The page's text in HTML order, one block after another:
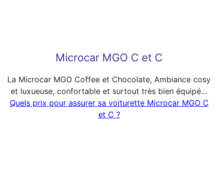
Microcar MGO C et C
La Microcar MGO Coffee et Chocolate, Ambiance cosy
et luxueuse, confortable et surtout très bien équipé…
Quels prix pour assurer sa voiturette Microcar MGO C
et C ?